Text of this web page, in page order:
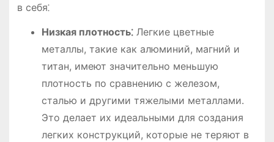
в себя⁚
Низкая плотность⁚Легкие цветные
металлы, такие как алюминий, магний и
титан, имеют значительно меньшую
плотность по сравнению с железом,
сталью и другими тяжелыми металлами․
Это делает их идеальными для создания
легких конструкций, которые не теряют в